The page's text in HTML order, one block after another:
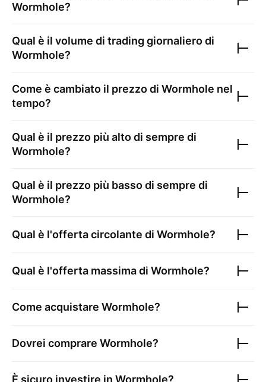
Wormhole?
Qual è il volume di trading giornaliero di
Wormhole?
Come è cambiato il prezzo di Wormhole nel
tempo?
Qual è il prezzo più alto di sempre di
Wormhole?
Qual è il prezzo più basso di sempre di
Wormhole?
Qual è l'offerta circolante di Wormhole?
Qual è l'offerta massima di Wormhole?
Come acquistare Wormhole?
Dovrei comprare Wormhole?
È sicuro investire in Wormhole?